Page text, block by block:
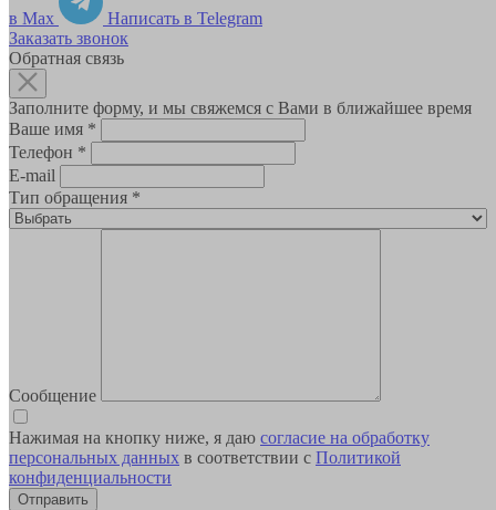
в Max
Написать в Telegram
Заказать звонок
Обратная связь
Заполните форму, и мы свяжемся с Вами в ближайшее время
Ваше имя *
Телефон *
E-mail
Тип обращения *
Сообщение
Нажимая на кнопку ниже, я даю согласие на обработку
персональных данных в соответствии с Политикой
конфиденциальности